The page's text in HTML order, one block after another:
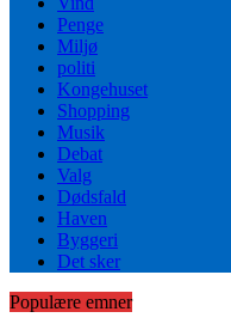
Penge
Miljø
politi
Kongehuset
Shopping
Musik
Debat
Valg
Dødsfald
Haven
Byggeri
Det sker
Populære emner